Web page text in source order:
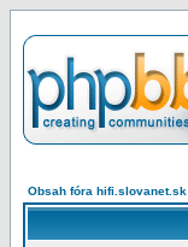
Obsah fóra hifi.slovanet.sk